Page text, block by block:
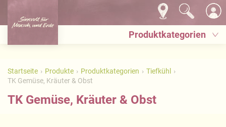
Produktkategorien
Startseite Produkte Produktkategorien
Tiefkühl
TK Gemüse, Kräuter & Obst
TK Gemüse, Kräuter & Obst